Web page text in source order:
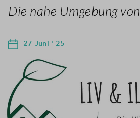
Die nahe Umgebung
27 Juni ' 25